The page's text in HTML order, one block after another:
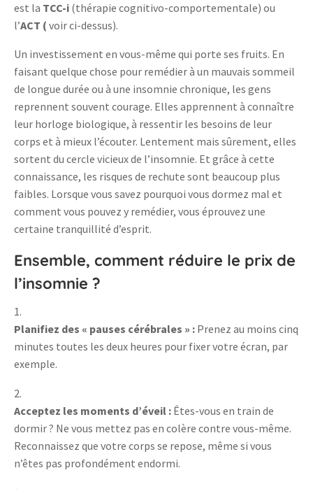
est la TCC-i (thérapie cognitivo-comportementale) ou
l’ACT ( voir ci-dessus).
Un investissement en vous-même qui porte ses fruits. En
faisant quelque chose pour remédier à un mauvais sommeil
de longue durée ou à une insomnie chronique, les gens
reprennent souvent courage. Elles apprennent à connaître
leur horloge biologique, à ressentir les besoins de leur
corps et à mieux l’écouter. Lentement mais sûrement, elles
sortent du cercle vicieux de l’insomnie. Et grâce à cette
connaissance, les risques de rechute sont beaucoup plus
faibles. Lorsque vous savez pourquoi vous dormez mal et
comment vous pouvez y remédier, vous éprouvez une
certaine tranquillité d’esprit.
Ensemble, comment réduire le prix de
l’insomnie ?
Planifiez des « pauses cérébrales » : Prenez au moins cinq
minutes toutes les deux heures pour fixer votre écran, par
exemple.
Acceptez les moments d’éveil : Êtes-vous en train de
dormir ? Ne vous mettez pas en colère contre vous-même.
Reconnaissez que votre corps se repose, même si vous
n’êtes pas profondément endormi.